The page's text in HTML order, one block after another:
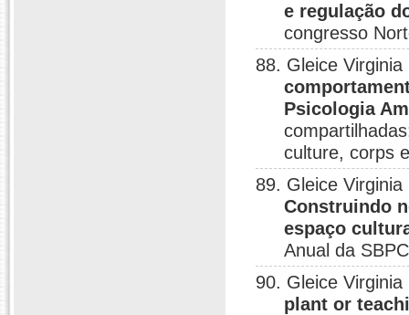
e regulação
congresso
88. Gleice
Psicologia
culture, corps
89. Gleice
Construindo
espaço
Anual da
90. Gleice
plant or